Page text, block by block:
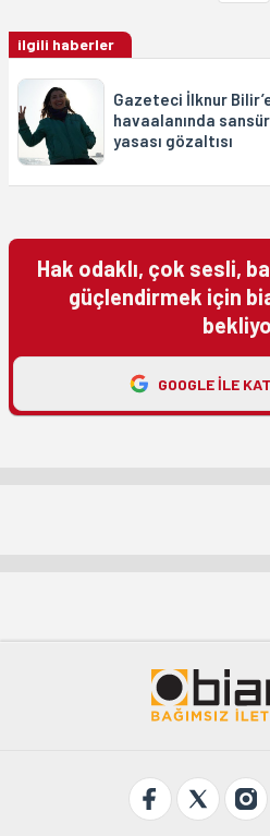
ilgili haberler
Gazeteci İlknur
havaalanında sansür
yasası gözaltısı
Hak odaklı, çok sesli,
güçlendirmek için
GOOGLE ILE